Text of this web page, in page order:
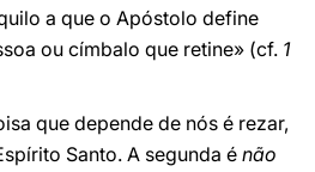
a que o Apóstolo define
ou címbalo que retine» (cf. 1
que depende de nós é rezar,
Santo. A segunda é não